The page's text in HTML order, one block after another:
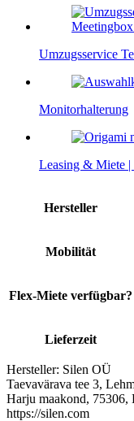
Umzugsservice
Monitorhalterung
Leasing & Miete
Hersteller
Mobilität
Flex-Miete verfügbar?
Lieferzeit
Hersteller: Silen OÜ
Taevavärava tee 3,
Harju maakond,
https://silen.com